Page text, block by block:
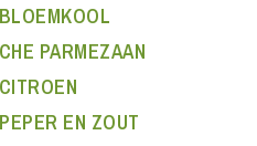
PARMEZAAN
EN ZOUT